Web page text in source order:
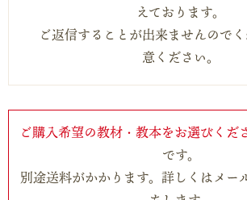
えております。
ご返信することが出来ませんので
意ください。
ご購入希望の教材・教本をお選びくだ
です。
別途送料がかかります。詳しくはメー